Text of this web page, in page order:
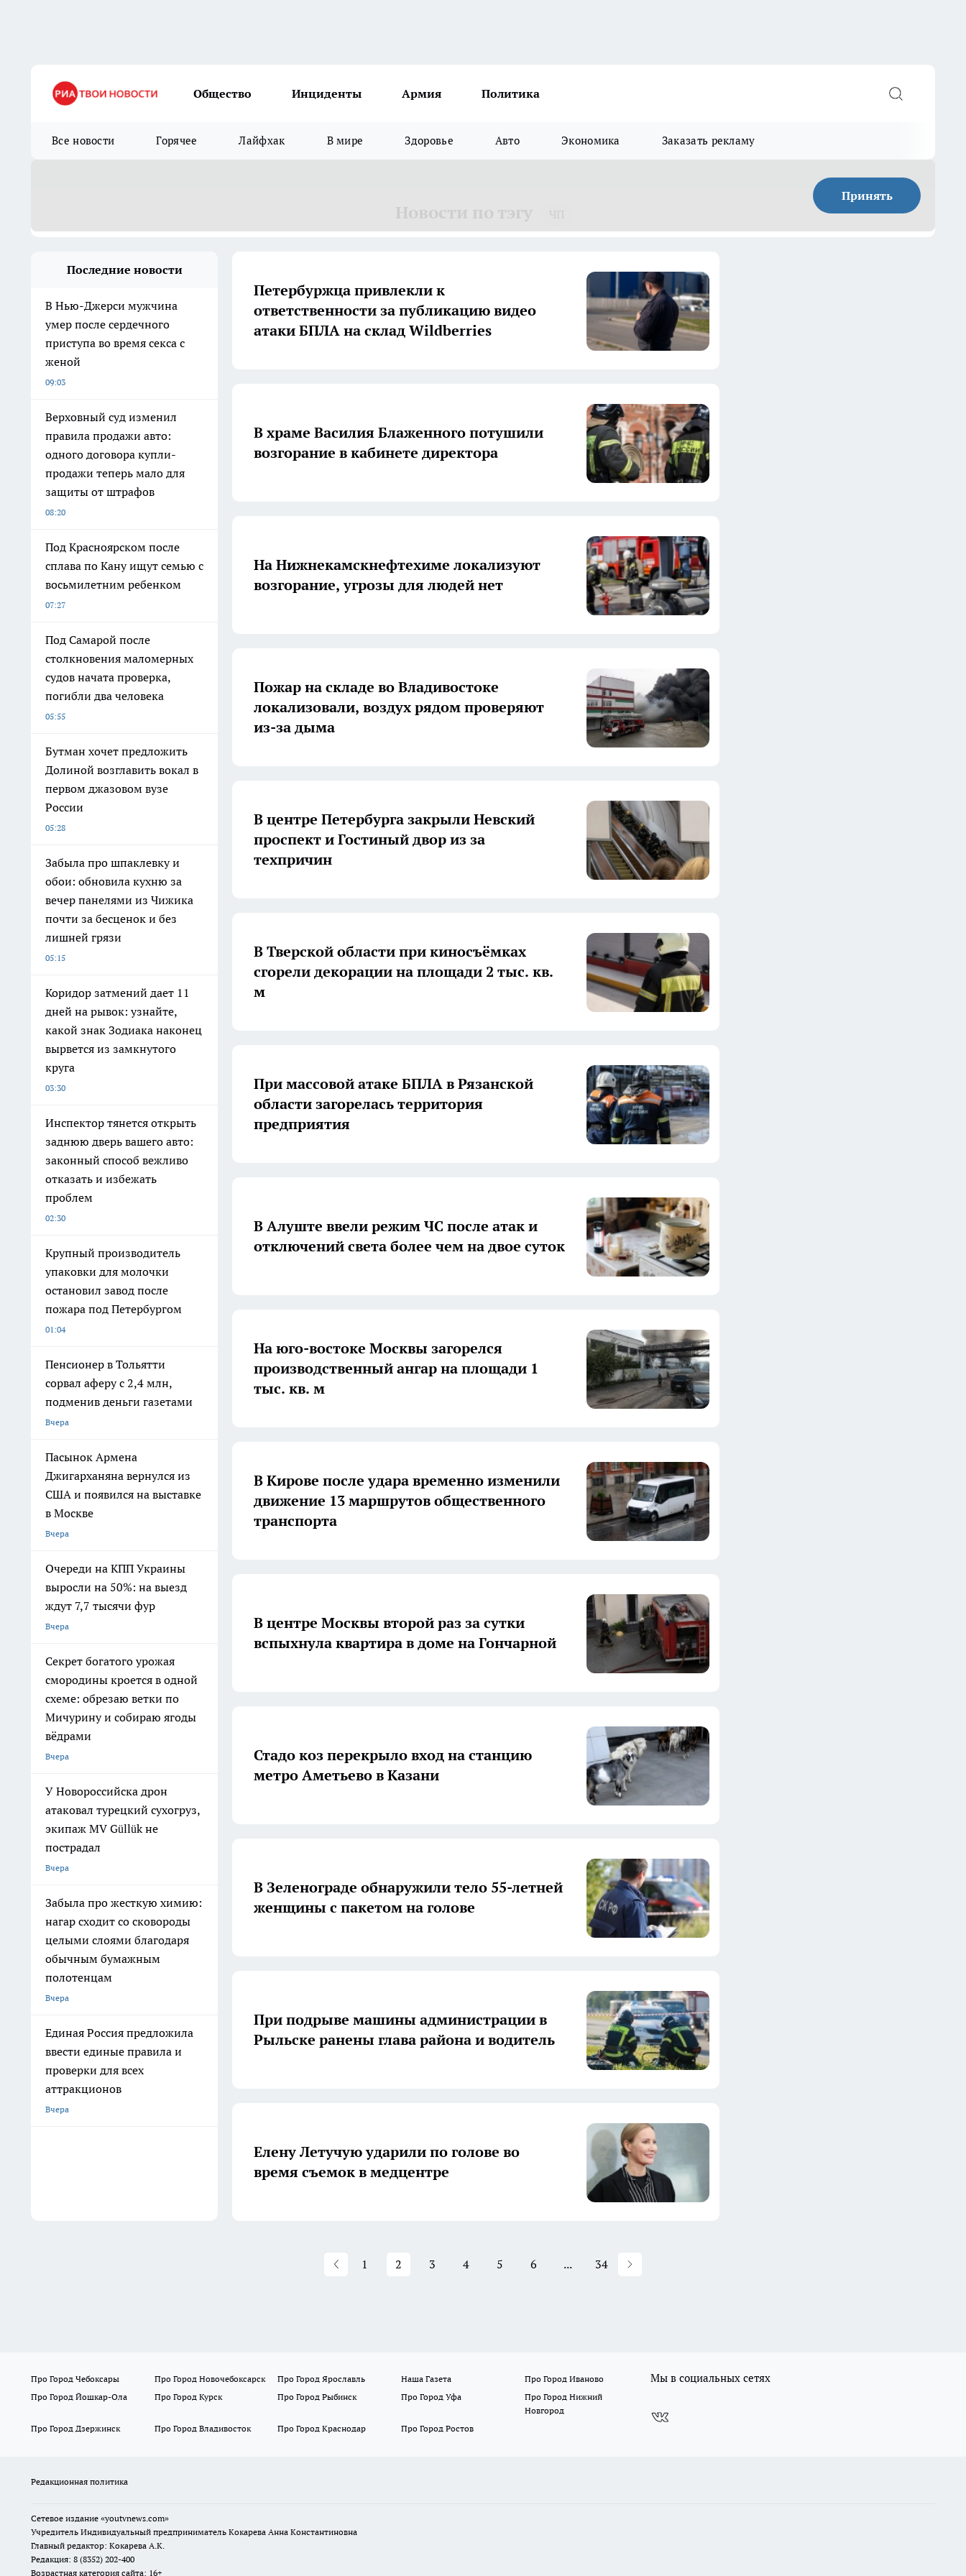
Общество Инциденты Армия Политика
Все новости Горячее Лайфхак В мире Здоровье Авто Экономика Заказать рекламу
Принять
Последние новости
В Нью-Джерси мужчина
умер после сердечного
приступа во время секса с
женой
09:03
Верховный суд изменил
правила продажи авто:
одного договора купли-
продажи теперь мало для
защиты от штрафов
08:20
Под Красноярском после
сплава по Кану ищут семью с
восьмилетним ребенком
07:27
Под Самарой после
столкновения маломерных
судов начата проверка,
погибли два человека
05:55
Бутман хочет предложить
Долиной возглавить вокал в
первом джазовом вузе
России
05:28
Забыла про шпаклевку и
обои: обновила кухню за
вечер панелями из Чижика
почти за бесценок и без
лишней грязи
05:15
Коридор затмений дает 11
дней на рывок: узнайте,
какой знак Зодиака наконец
вырвется из замкнутого
круга
03:30
Инспектор тянется открыть
заднюю дверь вашего авто:
законный способ вежливо
отказать и избежать
проблем
02:30
Крупный производитель
упаковки для молочки
остановил завод после
пожара под Петербургом
01:04
Пенсионер в Тольятти
сорвал аферу с 2,4 млн,
подменив деньги газетами
Вчера
Пасынок Армена
Джигарханяна вернулся из
США и появился на выставке
в Москве
Вчера
Очереди на КПП Украины
выросли на 50%: на выезд
ждут 7,7 тысячи фур
Вчера
Секрет богатого урожая
смородины кроется в одной
схеме: обрезаю ветки по
Мичурину и собираю ягоды
вёдрами
Вчера
У Новороссийска дрон
атаковал турецкий сухогруз,
экипаж MV Güllük не
пострадал
Вчера
Забыла про жесткую химию:
нагар сходит со сковороды
целыми слоями благодаря
обычным бумажным
полотенцам
Вчера
Единая Россия предложила
ввести единые правила и
проверки для всех
аттракционов
Вчера
Петербуржца привлекли к
ответственности за публикацию видео
атаки БПЛА на склад Wildberries
В храме Василия Блаженного потушили
возгорание в кабинете директора
На Нижнекамскнефтехиме локализуют
возгорание, угрозы для людей нет
Пожар на складе во Владивостоке
локализовали, воздух рядом проверяют
из-за дыма
В центре Петербурга закрыли Невский
проспект и Гостиный двор из за
техпричин
В Тверской области при киносъёмках
сгорели декорации на площади 2 тыс. кв.
м
При массовой атаке БПЛА в Рязанской
области загорелась территория
предприятия
В Алуште ввели режим ЧС после атак и
отключений света более чем на двое суток
На юго-востоке Москвы загорелся
производственный ангар на площади 1
тыс. кв. м
В Кирове после удара временно изменили
движение 13 маршрутов общественного
транспорта
В центре Москвы второй раз за сутки
вспыхнула квартира в доме на Гончарной
Стадо коз перекрыло вход на станцию
метро Аметьево в Казани
В Зеленограде обнаружили тело 55-летней
женщины с пакетом на голове
При подрыве машины администрации в
Рыльске ранены глава района и водитель
Елену Летучую ударили по голове во
время съемок в медцентре
1 2 3 4 5 6 ... 34
Про Город Чебоксары Про Город Новочебоксарск Про Город Ярославль Наша Газета
Про Город Иваново
Про Город Йошкар-Ола
Про Город Курск Про Город Рыбинск Про Город Уфа
Про Город Нижний
Новгород
Про Город Дзержинск
Про Город Владивосток Про Город Краснодар Про Город Ростов
Мы в социальных сетях
Редакционная политика
Сетевое издание «youtvnews.com»
Учредитель Индивидуальный предприниматель Кокарева Анна Константиновна
Главный редактор: Кокарева А.К.
Редакция: 8 (8352) 202-400
Возрастная категория сайта: 16+